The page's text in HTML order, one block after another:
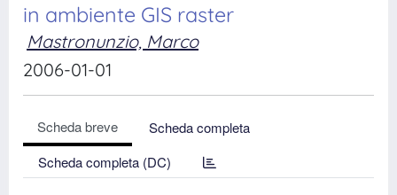
in ambiente GIS raster
Mastronunzio, Marco
2006-01-01
Scheda breve
Scheda completa
Scheda completa (DC)